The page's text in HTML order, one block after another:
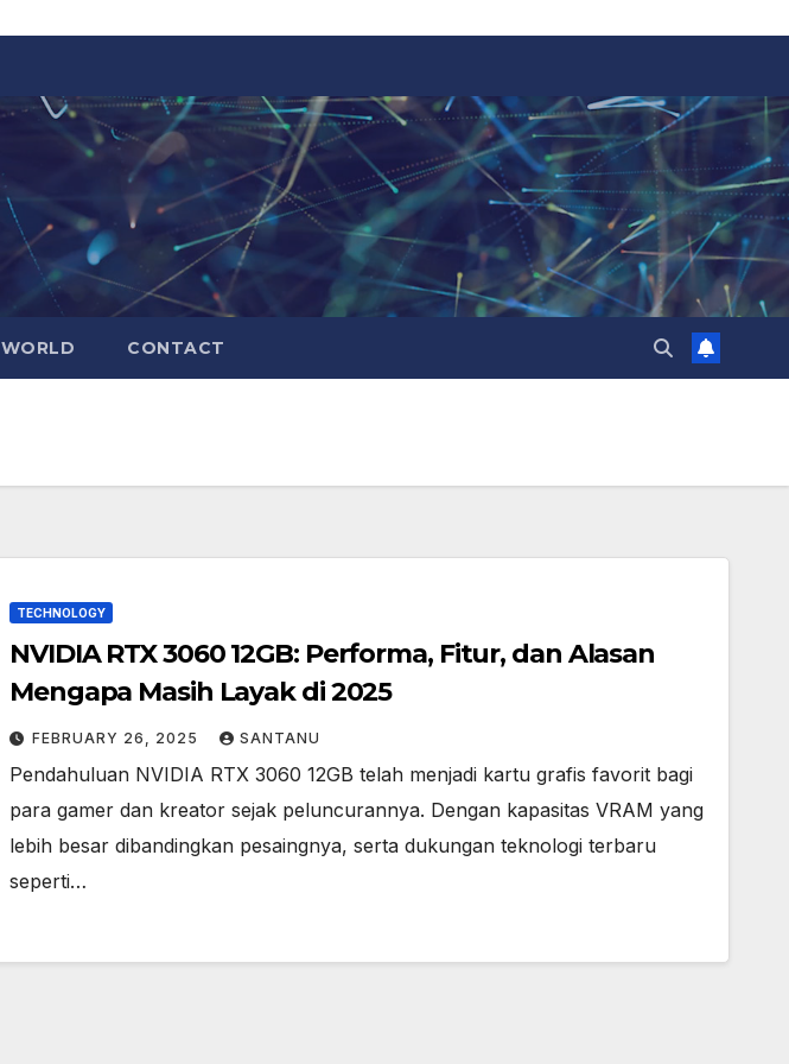
WORLD CONTACT
TECHNOLOGY
NVIDIA RTX 3060 12GB: Performa, Fitur, dan Alasan
Mengapa Masih Layak di 2025
FEBRUARY 26, 2025 SANTANU
Pendahuluan NVIDIA RTX 3060 12GB telah menjadi kartu grafis favorit bagi
para gamer dan kreator sejak peluncurannya. Dengan kapasitas VRAM yang
lebih besar dibandingkan pesaingnya, serta dukungan teknologi terbaru
seperti…